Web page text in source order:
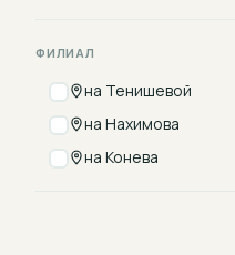
ФИЛИАЛ
на Тенишевой
на Нахимова
на Конева